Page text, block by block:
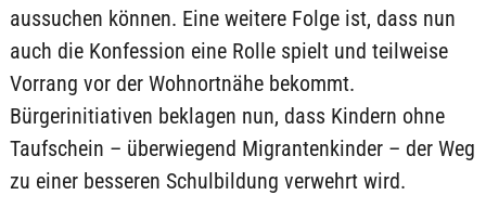
aussuchen können. Eine weitere Folge ist, dass nun
auch die Konfession eine Rolle spielt und teilweise
Vorrang vor der Wohnortnähe bekommt.
Bürgerinitiativen beklagen nun, dass Kindern ohne
Taufschein – überwiegend Migrantenkinder – der Weg
zu einer besseren Schulbildung verwehrt wird.